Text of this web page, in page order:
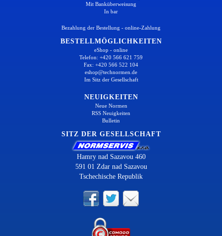
Mit Banküberweisung
In bar
Bezahlung der Bestellung - online-Zahlung
BESTELLMÖGLICHKEITEN
eShop - online
Telefon: +420 566 621 759
Fax: +420 566 522 104
eshop@technormen.de
Im Sitz der Gesellschaft
NEUIGKEITEN
Neue Normen
RSS Neuigkeiten
Bulletin
SITZ DER GESELLSCHAFT
Hamry nad Sazavou 460
591 01 Zdar nad Sazavou
Tschechische Republik